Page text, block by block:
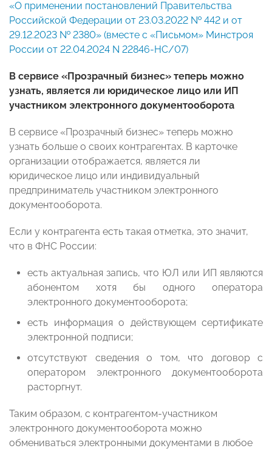
«О применении постановлений Правительства
Российской Федерации от 23.03.2022 № 442 и от
29.12.2023 № 2380» (вместе с «Письмом» Минстроя
России от 22.04.2024 N 22846-НС/07)
В сервисе «Прозрачный бизнес» теперь можно
узнать, является ли юридическое лицо или ИП
участником электронного документооборота
В сервисе «Прозрачный бизнес» теперь можно
узнать больше о своих контрагентах. В карточке
организации отображается, является ли
юридическое лицо или индивидуальный
предприниматель участником электронного
документооборота.
Если у контрагента есть такая отметка, это значит,
что в ФНС России:
есть актуальная запись, что ЮЛ или ИП являются
абонентом хотя бы одного оператора
электронного документооборота;
есть информация о действующем сертификате
электронной подписи;
отсутствуют сведения о том, что договор с
оператором электронного документооборота
расторгнут.
Таким образом, с контрагентом-участником
электронного документооборота можно
обмениваться электронными документами в любое